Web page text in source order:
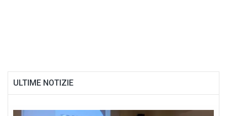
ULTIME NOTIZIE